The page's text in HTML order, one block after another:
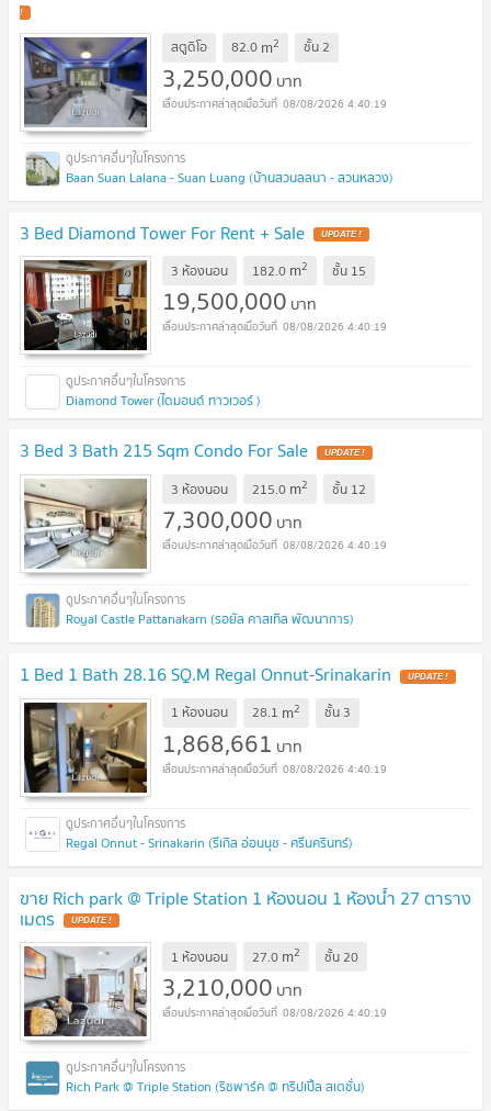
!
สตูดิโอ 82.0 m2 ชั้น2
3,250,000 บาท
08/08/2026 4:40:19
Baan Suan Lalana - Suan Luang (บ้านสวนลลนา - สวนหลวง)
3 Bed Diamond Tower For Rent + Sale UPDATE !
3 ห้องนอน 182.0 m2 ชั้น 15
19,500,000 บาท
08/08/2026 4:40:19
Diamond Tower (ไดมอนด์ ทาวเวอร์ )
3 Bed 3 Bath 215 Sqm Condo For Sale UPDATE !
3 ห้องนอน 215.0 m2 ชั้น 12
7,300,000 บาท
08/08/2026 4:40:19
Royal Castle Pattanakarn (รอยัล คาสเทิล พัฒนาการ)
1 Bed 1 Bath 28.16 SQ.M Regal Onnut-Srinakarin UPDATE !
1 ห้องนอน 28.1 m2 ชั้น 3
1,868,661 บาท
08/08/2026 4:40:19
Regal Onnut - Srinakarin (รีเกิล อ่อนนุช - ศรีนครินทร์)
ขาย Rich park @ Triple Station 1 ห้องนอน 1 ห้องน้ำ 27 ตาราง
เมตร UPDATE !
1 ห้องนอน 27.0 m2 ชั้น20
3,210,000 บาท
08/08/2026 4:40:19
Rich Park @ Triple Station (ริชพาร์ค @ ทริปเปิ้ล สเตชั่น)